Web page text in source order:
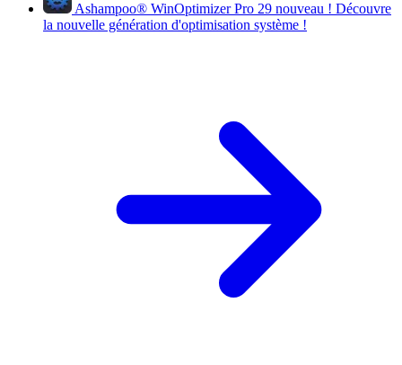
Ashampoo® WinOptimizer Pro 29 nouveau ! Découvre
la nouvelle génération d'optimisation système !